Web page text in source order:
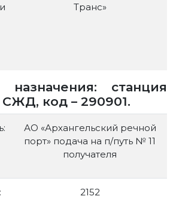
Транс»
станция
код – 290901.
АО «Архангельский речной
порт» подача на п/путь № 11
получателя
2152